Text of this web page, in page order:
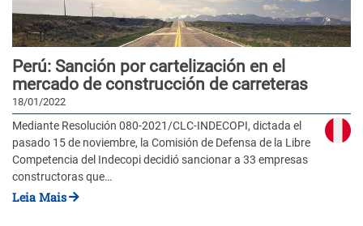
Perú: Sanción por cartelización en el
mercado de construcción de carreteras
18/01/2022
Mediante Resolución 080-2021/CLC-INDECOPI, dictada el
pasado 15 de noviembre, la Comisión de Defensa de la Libre
Competencia del Indecopi decidió sancionar a 33 empresas
constructoras que…
Leia Mais